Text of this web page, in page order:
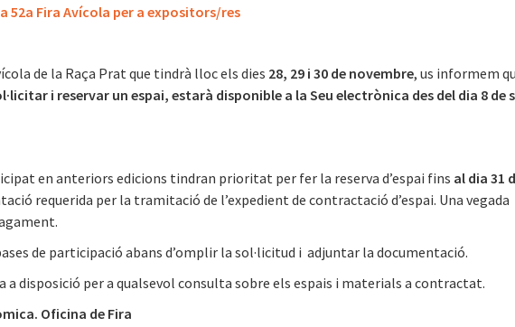
52a Fira Avícola per a expositors/res
de la Raça Prat que tindrà lloc els dies 28, 29 i 30 de novembre​, us informem
i reservar un espai, estarà disponible a la Seu electrònica des del dia 8 de
en anteriors edicions tindran prioritat per fer la reserva d’espai fins al dia 31
requerida per la tramitació de l’expedient de contractació d’espai. Una
de participació abans d’omplir la sol·licitud i adjuntar la documentació.
a disposició per a qualsevol consulta sobre els espais i materials a contractat.
Oficina de Fira